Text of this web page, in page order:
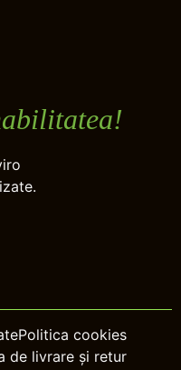
Politica cookies
de livrare și retur